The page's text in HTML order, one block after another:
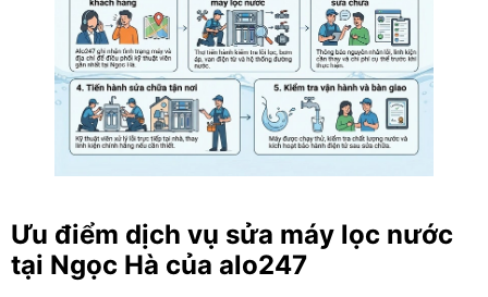
Ưu điểm dịch vụ sửa máy lọc nước
tại Ngọc Hà của alo247